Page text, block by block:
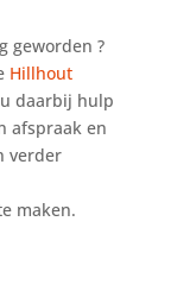
geworden ?
Hillhout
daarbij hulp
afspraak en
verder
maken.